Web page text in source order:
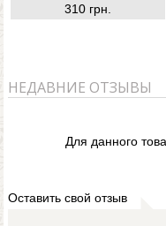
310 грн.
НЕДАВНИЕ ОТЗЫВЫ
Для данного
Оставить свой отзыв